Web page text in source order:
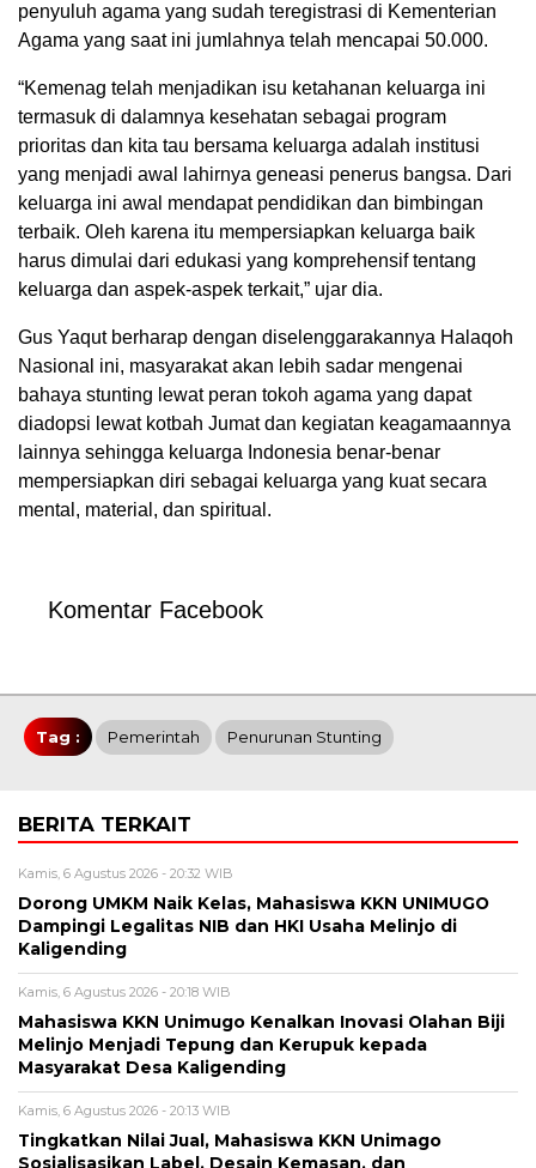
penyuluh agama yang sudah teregistrasi di Kementerian
Agama yang saat ini jumlahnya telah mencapai 50.000.
“Kemenag telah menjadikan isu ketahanan keluarga ini
termasuk di dalamnya kesehatan sebagai program
prioritas dan kita tau bersama keluarga adalah institusi
yang menjadi awal lahirnya geneasi penerus bangsa. Dari
keluarga ini awal mendapat pendidikan dan bimbingan
terbaik. Oleh karena itu mempersiapkan keluarga baik
harus dimulai dari edukasi yang komprehensif tentang
keluarga dan aspek-aspek terkait,” ujar dia.
Gus Yaqut berharap dengan diselenggarakannya Halaqoh
Nasional ini, masyarakat akan lebih sadar mengenai
bahaya stunting lewat peran tokoh agama yang dapat
diadopsi lewat kotbah Jumat dan kegiatan keagamaannya
lainnya sehingga keluarga Indonesia benar-benar
mempersiapkan diri sebagai keluarga yang kuat secara
mental, material, dan spiritual.
Komentar Facebook
Tag : Pemerintah Penurunan Stunting
BERITA TERKAIT
Kamis, 6 Agustus 2026 - 20:32 WIB
Dorong UMKM Naik Kelas, Mahasiswa KKN UNIMUGO
Dampingi Legalitas NIB dan HKI Usaha Melinjo di
Kaligending
Kamis, 6 Agustus 2026 - 20:18 WIB
Mahasiswa KKN Unimugo Kenalkan Inovasi Olahan Biji
Melinjo Menjadi Tepung dan Kerupuk kepada
Masyarakat Desa Kaligending
Kamis, 6 Agustus 2026 - 20:13 WIB
Tingkatkan Nilai Jual, Mahasiswa KKN Unimago
Sosialisasikan Label, Desain Kemasan, dan